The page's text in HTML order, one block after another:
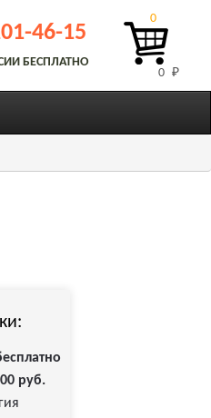
46-15
БЕСПЛАТНО
0 ₽
0
руб.